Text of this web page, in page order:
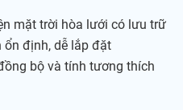
mặt trời hòa lưới có lưu trữ
ổn định, dễ lắp đặt
bộ và tính tương thích